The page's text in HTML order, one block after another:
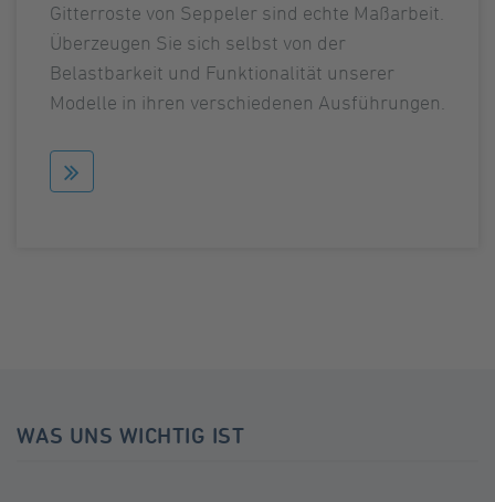
Gitterroste von Seppeler sind echte Maßarbeit.
Überzeugen Sie sich selbst von der
Belastbarkeit und Funktionalität unserer
Modelle in ihren verschiedenen Ausführungen.
WAS UNS WICHTIG IST